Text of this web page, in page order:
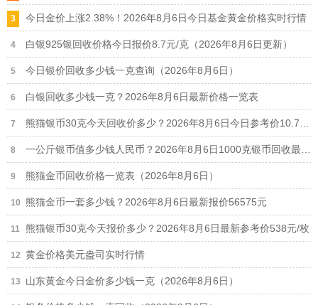
今日金价上涨2.38%！2026年8月6日今日基金黄金价格实时行情
白银925银回收价格今日报价8.7元/克（2026年8月6日更新）
今日银价回收多少钱一克查询（2026年8月6日）
白银回收多少钱一克？2026年8月6日最新价格一览表
熊猫金币回收价格一览表（2026年8月6日）
熊猫金币一套多少钱？2026年8月6日最新报价56575元
熊猫银币30克今天报价多少？2026年8月6日最新参考价538元/枚
黄金价格美元盎司实时行情
山东黄金今日金价多少钱一克（2026年8月6日）